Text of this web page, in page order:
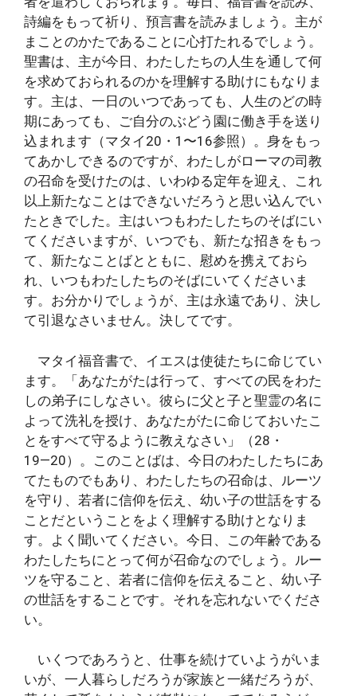
詩編をもって祈り、預言書を読みましょう。主が
まことのかたであることに心打たれるでしょう。
聖書は、主が今日、わたしたちの人生を通して何
を求めておられるのかを理解する助けにもなりま
す。主は、一日のいつであっても、人生のどの時
期にあっても、ご自分のぶどう園に働き手を送り
込まれます（マタイ20・1〜16参照）。身をもっ
てあかしできるのですが、わたしがローマの司教
の召命を受けたのは、いわゆる定年を迎え、これ
以上新たなことはできないだろうと思い込んでい
たときでした。主はいつもわたしたちのそばにい
てくださいますが、いつでも、新たな招きをもっ
て、新たなことばとともに、慰めを携えておら
れ、いつもわたしたちのそばにいてくださいま
す。お分かりでしょうが、主は永遠であり、決し
て引退なさいません。決してです。
マタイ福音書で、イエスは使徒たちに命じてい
ます。「あなたがたは行って、すべての民をわた
しの弟子にしなさい。彼らに父と子と聖霊の名に
よって洗礼を授け、あなたがたに命じておいたこ
とをすべて守るように教えなさい」（28・
19―20）。このことばは、今日のわたしたちにあ
てたものでもあり、わたしたちの召命は、ルーツ
を守り、若者に信仰を伝え、幼い子の世話をする
ことだということをよく理解する助けとなりま
す。よく聞いてください。今日、この年齢である
わたしたちにとって何が召命なのでしょう。ルー
ツを守ること、若者に信仰を伝えること、幼い子
の世話をすることです。それを忘れないでくださ
い。
いくつであろうと、仕事を続けていようがいま
いが、一人暮らしだろうが家族と一緒だろうが、